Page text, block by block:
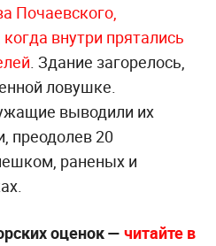
Почаевского,
внутри прятались
. Здание загорелось,
ловушке.
выводили их
преодолев 20
раненых и
оценок — читайте в